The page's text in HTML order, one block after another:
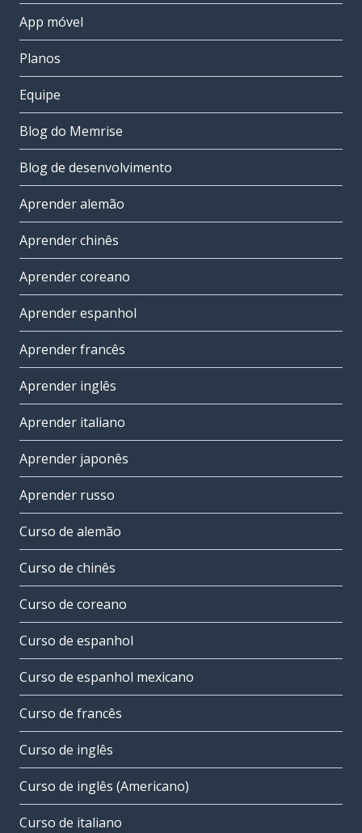
App móvel
Planos
Equipe
Blog do Memrise
Blog de desenvolvimento
Aprender alemão
Aprender chinês
Aprender coreano
Aprender espanhol
Aprender francês
Aprender inglês
Aprender italiano
Aprender japonês
Aprender russo
Curso de alemão
Curso de chinês
Curso de coreano
Curso de espanhol
Curso de espanhol mexicano
Curso de francês
Curso de inglês
Curso de inglês (Americano)
Curso de italiano